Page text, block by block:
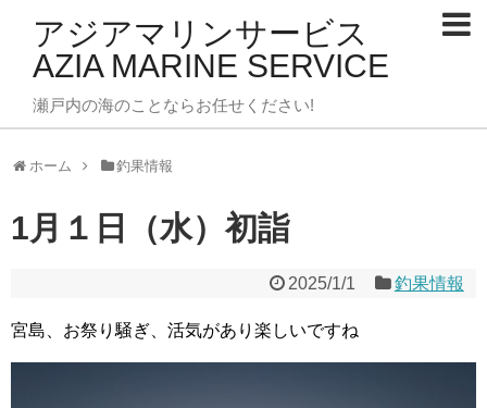
アジアマリンサービス
AZIA MARINE SERVICE
瀬戸内の海のことならお任せください!
ホーム 釣果情報
1月１日（水）初詣
2025/1/1 釣果情報
宮島、お祭り騒ぎ、活気があり楽しいですね